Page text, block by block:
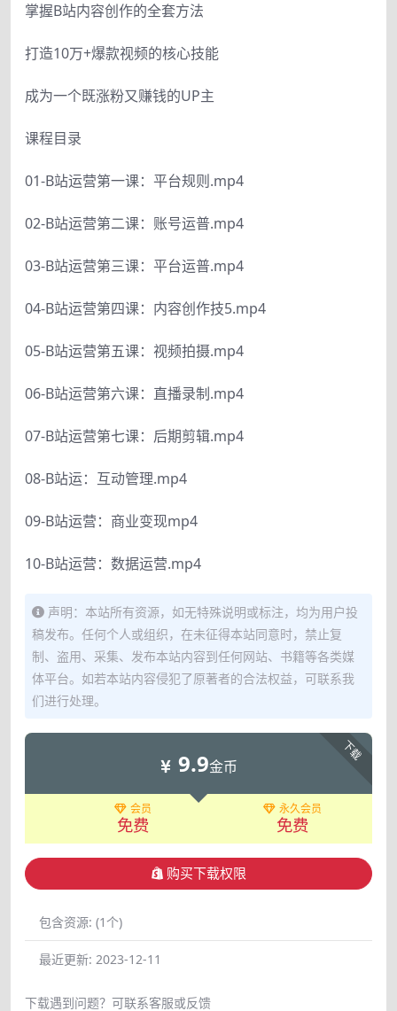
掌握B站内容创作的全套方法
打造10万+爆款视频的核心技能
成为一个既涨粉又赚钱的UP主
课程目录
01-B站运营第一课：平台规则.mp4
02-B站运营第二课：账号运普.mp4
03-B站运营第三课：平台运普.mp4
04-B站运营第四课：内容创作技5.mp4
05-B站运营第五课：视频拍摄.mp4
06-B站运营第六课：直播录制.mp4
07-B站运营第七课：后期剪辑.mp4
08-B站运：互动管理.mp4
09-B站运营：商业变现mp4
10-B站运营：数据运营.mp4
声明：本站所有资源，如无特殊说明或标注，均为用户投
稿发布。任何个人或组织，在未征得本站同意时，禁止复
制、盗用、采集、发布本站内容到任何网站、书籍等各类媒
体平台。如若本站内容侵犯了原著者的合法权益，可联系我
们进行处理。
下载
9.9金币
会员
免费
永久会员
免费
购买下载权限
包含资源: (1个)
最近更新: 2023-12-11
下载遇到问题？可联系客服或反馈